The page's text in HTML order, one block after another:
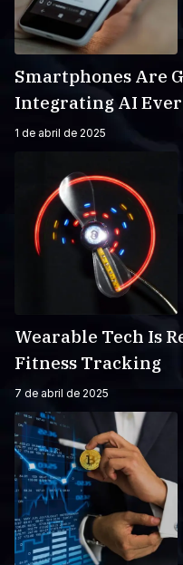
Smartphones Are
Integrating AI
1 de abril de 2025
Wearable Tech Is
Fitness Tracking
7 de abril de 2025